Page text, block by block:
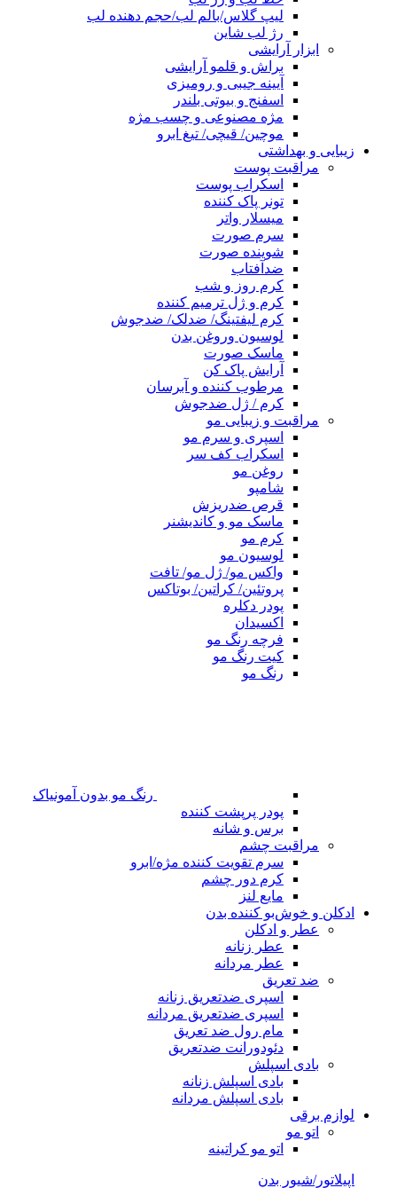
لیپ گلاس/بالم لب/حجم دهنده لب
رژ لب شاین
ابزار آرایشی
براش و قلمو آرایشی
آیینه جیبی و رومیزی
اسفنج و بیوتی بلندر
مژه مصنوعی و چسب مژه
موچین/ قیچی/ تیغ ابرو
زیبایی و بهداشتی
مراقبت پوست
اسکراب پوست
تونر پاک کننده
میسلار واتر
سرم صورت
شوینده صورت
ضدآفتاب
کرم روز و شب
کرم و ژل ترمیم کننده
کرم لیفتینگ/ ضدلک/ ضدجوش
لوسیون وروغن بدن
ماسک صورت
آرایش پاک کن
مرطوب کننده و آبرسان
کرم / ژل ضدجوش
مراقبت و زیبایی مو
اسپری و سرم مو
اسکراب کف سر
روغن مو
شامپو
قرص ضدریزش
ماسک مو و کاندیشنر
کرم مو
لوسیون مو
واکس مو/ ژل مو/ تافت
پروتئین/ کراتین/ بوتاکس
پودر دکلره
اکسیدان
فرچه رنگ مو
کیت رنگ مو
رنگ مو
رنگ مو بدون آمونیاک
پودر پرپشت کننده
برس و شانه
مراقبت چشم
سرم تقویت کننده مژه/ابرو
کرم دور چشم
مایع لنز
ادکلن و خوش‌بو کننده بدن
عطر و ادکلن
عطر زنانه
عطر مردانه
ضد تعریق
اسپری ضدتعریق زنانه
اسپری ضدتعریق مردانه
مام رول ضد تعریق
دئودورانت ضدتعریق
بادی اسپلش
بادی اسپلش زنانه
بادی اسپلش مردانه
لوازم برقی
اتو مو
اتو مو کراتینه
اپیلاتور/شیور بدن